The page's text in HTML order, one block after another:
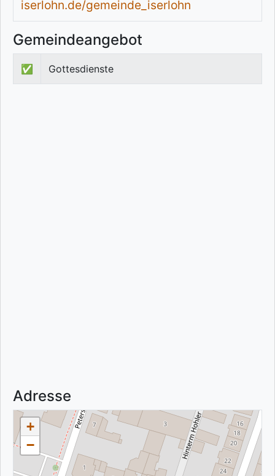
iserlohn.de/gemeinde_iserlohn
Gemeindeangebot
✅ Gottesdienste
Adresse
+
−